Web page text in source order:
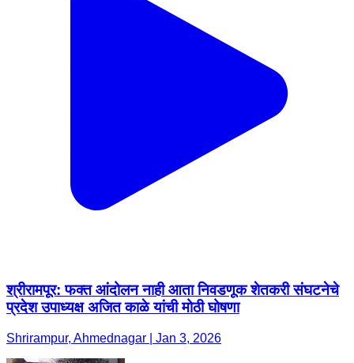
श्रीरामपूर: फक्त आंदोलन नाही आता निवडणूक शेतकरी संघटनेचे
प्रदेश उपाध्यक्ष अजित काळे यांची मोठी घोषणा
Shrirampur, Ahmednagar | Jan 3, 2026